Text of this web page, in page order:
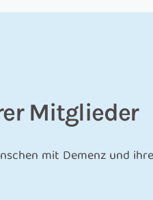
Mitglieder
mit Demenz und